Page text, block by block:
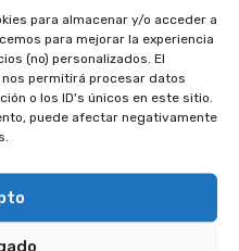
para almacenar y/o acceder a
para mejorar la experiencia
(no) personalizados. El
permitirá procesar datos
o los ID's únicos en este sitio.
puede afectar negativamente
disfrutar de